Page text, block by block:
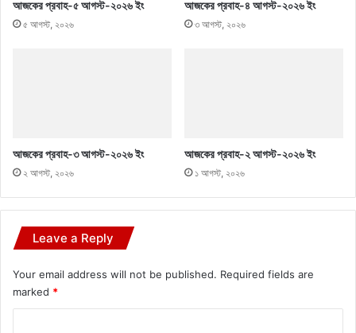
আজকের প্রবাহ-৫ আগস্ট-২০২৬ ইং
৫ আগস্ট, ২০২৬
আজকের প্রবাহ-৪ আগস্ট-২০২৬ ইং
৩ আগস্ট, ২০২৬
আজকের প্রবাহ-৩ আগস্ট-২০২৬ ইং
২ আগস্ট, ২০২৬
আজকের প্রবাহ-২ আগস্ট-২০২৬ ইং
১ আগস্ট, ২০২৬
Leave a Reply
Your email address will not be published. Required fields are
marked *